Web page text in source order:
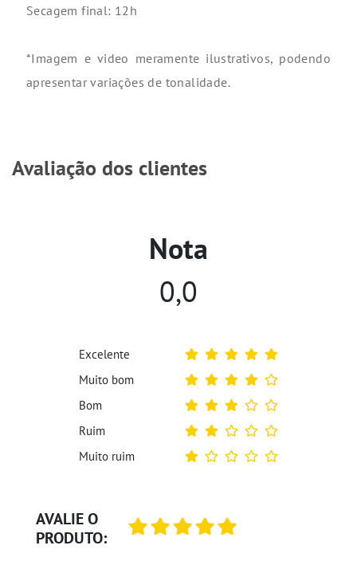
Secagem final: 12h
*Imagem e video meramente ilustrativos, podendo
apresentar variações de tonalidade.
Avaliação dos clientes
AVALIE O
PRODUTO:
Nota
0,0
Excelente
Muito bom
Bom
Ruim
Muito ruim